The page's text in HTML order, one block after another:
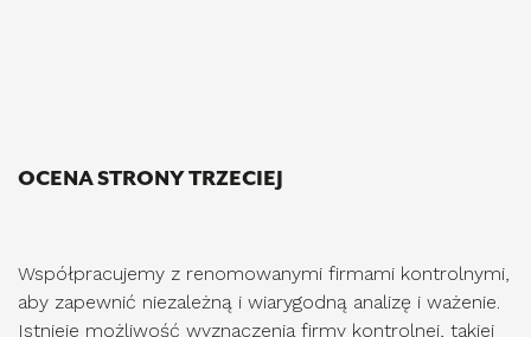
OCENA STRONY TRZECIEJ
Współpracujemy z renomowanymi firmami kontrolnymi,
aby zapewnić niezależną i wiarygodną analizę i ważenie.
Istnieje możliwość wyznaczenia firmy kontrolnej, takiej